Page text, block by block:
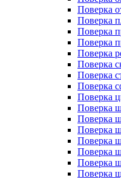
Поверка
Поверка
Поверка
Поверка
Поверка
Поверка
Поверка
Поверка
Поверка
Поверка
Поверка
Поверка
Поверка
Поверка
Поверка
Поверка